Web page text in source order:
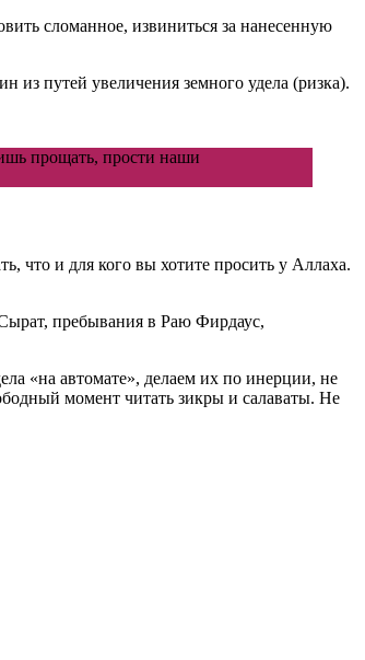
сломанное, извиниться за нанесенную
из путей увеличения земного удела (ризка).
прощать, прости наши
что и для кого вы хотите просить у Аллаха.
пребывания в Раю Фирдаус,
«на автомате», делаем их по инерции, не
момент читать зикры и салаваты. Не